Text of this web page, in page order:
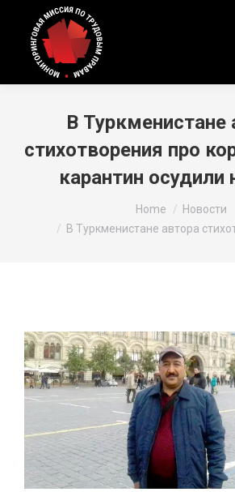
В Туркменистане
стихотворения про
карантин осудили
Home
Новости
В Туркменистане автора